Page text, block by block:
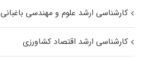
کارشناسی ارشد علوم و مهندسی باغبانی
کارشناسی ارشد اقتصاد کشاورزی